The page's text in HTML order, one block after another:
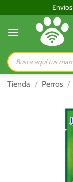
al
contenido
Envíos
Búsqueda
de
productos
Tienda / Perros /